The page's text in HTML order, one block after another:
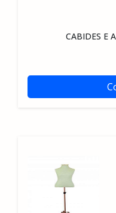
CABIDES E